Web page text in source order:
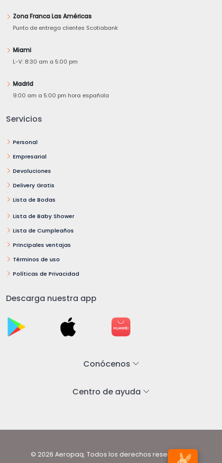
Zona Franca Las Américas
Punto de entrega clientes Scotiabank
Miami
L-V: 8:30 am a 5:00 pm
Madrid
9:00 am a 5:00 pm hora española
Servicios
Personal
Empresarial
Devoluciones
Delivery Gratis
Lista de Bodas
Lista de Baby Shower
Lista de Cumpleaños
Principales ventajas
Términos de uso
Políticas de Privacidad
Descarga nuestra app
Conócenos
Centro de ayuda
© 2026 Aeropaq. Todos los derechos reservados.